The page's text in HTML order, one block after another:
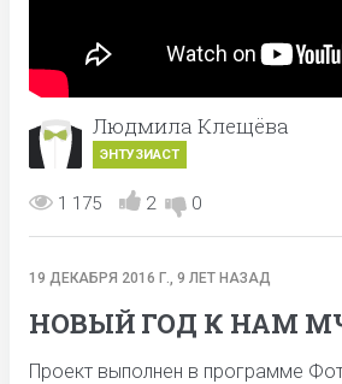
Людмила Клещёва
ЭНТУЗИАСТ
1 175 2 0
19 ДЕКАБРЯ 2016 Г., 9 ЛЕТ НАЗАД
НОВЫЙ ГОД К НАМ
Проект выполнен в программе